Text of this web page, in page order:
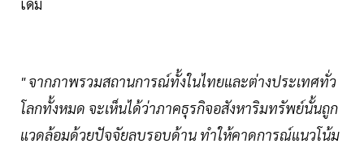
เดิม
" จากภาพรวมสถานการณ์ทั้งในไทยและต่างประเทศทั่ว
โลกทั้งหมด จะเห็นได้ว่าภาคธุรกิจอสังหาริมทรัพย์นั้นถูก
แวดล้อมด้วยปัจจัยลบรอบด้าน ทำให้คาดการณ์แนวโน้ม